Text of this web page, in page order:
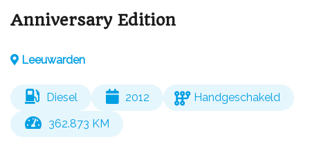
Anniversary Edition
Leeuwarden
Diesel 2012
Handgeschakeld
362.873 KM